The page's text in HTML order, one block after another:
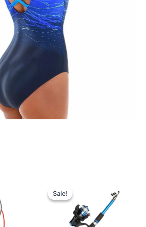
Sale!
Sale!